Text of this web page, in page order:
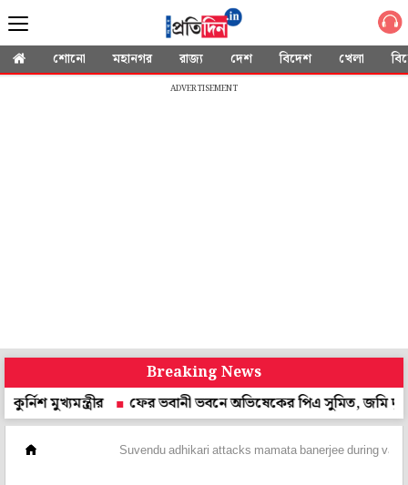
শোনো মহানগর রাজ্য দেশ বিদেশ খেলা
ADVERTISEMENT
Breaking News
ফের ভবানী ভবনে অভিষেকের পিএ সুমিত, জমি দুর্নীতিতে
Suvendu adhikari attacks mamata banerjee during